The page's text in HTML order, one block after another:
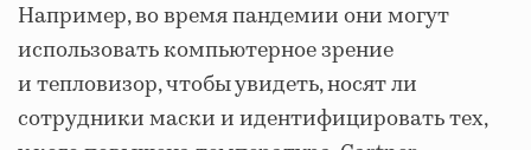
Например, во время пандемии они могут
использовать компьютерное зрение
и тепловизор, чтобы увидеть, носят ли
сотрудники маски и идентифицировать тех,